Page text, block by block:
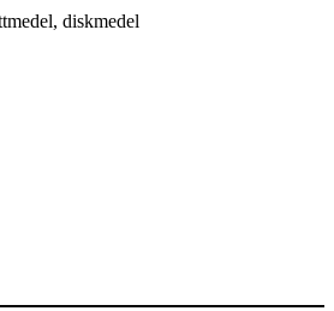
diskmedel